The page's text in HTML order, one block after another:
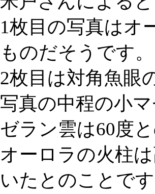
1枚目の写真はオ
ものだそうです。
2枚目は対角魚眼
写真の中程の小
ゼラン雲は60度
オーロラの火柱
いたとのことで